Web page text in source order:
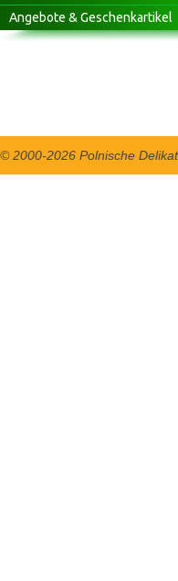
Angebote & Geschenkartikel
© 2000-2026 Polnische